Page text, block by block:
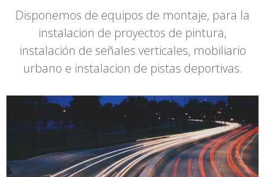
Disponemos de equipos de montaje, para la
instalacion de proyectos de pintura,
instalación de señales verticales, mobiliario
urbano e instalacion de pistas deportivas.